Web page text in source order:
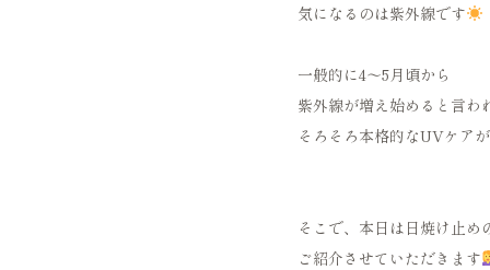
気になるのは紫外線です
一般的に4〜5月頃から
紫外線が増え始めると言わ
そろそろ本格的なUVケア
そこで、本日は日焼け止め
ご紹介させていただきます